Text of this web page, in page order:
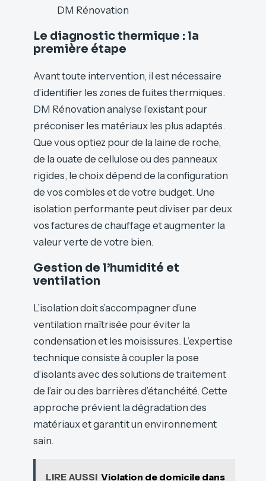
DM Rénovation
Le diagnostic thermique : la
première étape
Avant toute intervention, il est nécessaire
d’identifier les zones de fuites thermiques.
DM Rénovation analyse l’existant pour
préconiser les matériaux les plus adaptés.
Que vous optiez pour de la laine de roche,
de la ouate de cellulose ou des panneaux
rigides, le choix dépend de la configuration
de vos combles et de votre budget. Une
isolation performante peut diviser par deux
vos factures de chauffage et augmenter la
valeur verte de votre bien.
Gestion de l’humidité et
ventilation
L’isolation doit s’accompagner d’une
ventilation maîtrisée pour éviter la
condensation et les moisissures. L’expertise
technique consiste à coupler la pose
d’isolants avec des solutions de traitement
de l’air ou des barrières d’étanchéité. Cette
approche prévient la dégradation des
matériaux et garantit un environnement
sain.
LIRE AUSSI Violation de domicile dans